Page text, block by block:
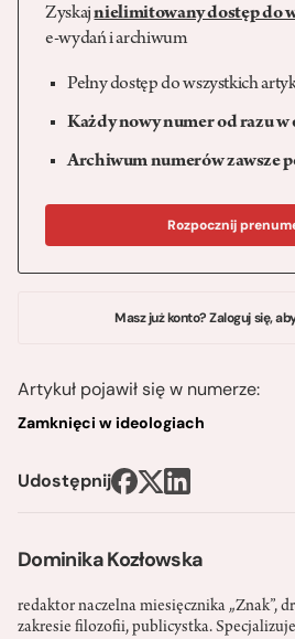
Dominika Kozłowska
redaktor naczelna miesięcznika „Znak”,
zakresie filozofii, publicystka.
Zyskajnielimitowany dostęp do
e-wydań i archiwum
Pełny dostęp do wszystkich
Każdy nowy numer od razu w
Archiwum numerów zawsze
Rozpocznij
Masz już konto? Zaloguj się,
Artykuł pojawił się w numerze:
Zamknięci w ideologiach
Udostępnij